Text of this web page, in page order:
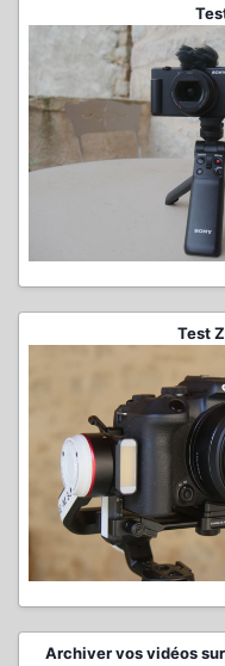
Test
Archiver vos vidéos